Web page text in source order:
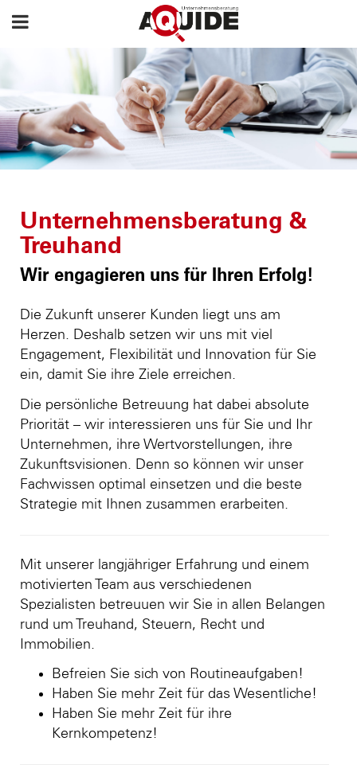
Unternehmensberatung &
Treuhand
Wir engagieren uns für Ihren Erfolg!
Die Zukunft unserer Kunden liegt uns am
Herzen. Deshalb setzen wir uns mit viel
Engagement, Flexibilität und Innovation für Sie
ein, damit Sie ihre Ziele erreichen.
Die persönliche Betreuung hat dabei absolute
Priorität – wir interessieren uns für Sie und Ihr
Unternehmen, ihre Wertvorstellungen, ihre
Zukunftsvisionen. Denn so können wir unser
Fachwissen optimal einsetzen und die beste
Strategie mit Ihnen zusammen erarbeiten.
Mit unserer langjähriger Erfahrung und einem
motivierten Team aus verschiedenen
Spezialisten betreuuen wir Sie in allen Belangen
rund um Treuhand, Steuern, Recht und
Immobilien.
Befreien Sie sich von Routineaufgaben!
Haben Sie mehr Zeit für das Wesentliche!
Haben Sie mehr Zeit für ihre
Kernkompetenz!